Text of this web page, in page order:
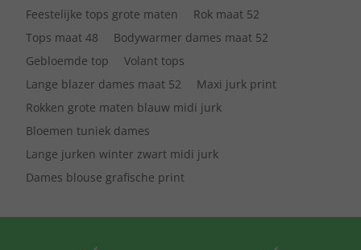
Feestelijke tops grote maten
Rok maat 52
Tops maat 48
Bodywarmer dames maat 52
Gebloemde top
Volant tops
Lange blazer dames maat 52
Maxi jurk print
Rokken grote maten blauw midi jurk
Bloemen tuniek dames
Lange jurken winter zwart midi jurk
Dames blouse grafische print